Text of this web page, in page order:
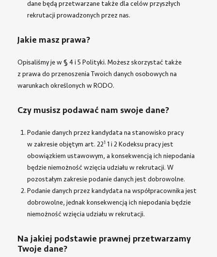
dane będą przetwarzane także dla celów przyszłych
rekrutacji prowadzonych przez nas.
Jakie masz prawa?
Opisaliśmy je w § 4 i 5 Polityki. Możesz skorzystać także
z prawa do przenoszenia Twoich danych osobowych na
warunkach określonych w RODO.
Czy musisz podawać nam swoje dane?
Podanie danych przez kandydata na stanowisko pracy
w zakresie objętym art. 221 1 i 2 Kodeksu pracy jest
obowiązkiem ustawowym, a konsekwencją ich niepodania
będzie niemożność wzięcia udziału w rekrutacji. W
pozostałym zakresie podanie danych jest dobrowolne.
Podanie danych przez kandydata na współpracownika jest
dobrowolne, jednak konsekwencją ich niepodania będzie
niemożność wzięcia udziału w rekrutacji.
Na jakiej podstawie prawnej przetwarzamy
Twoje dane?